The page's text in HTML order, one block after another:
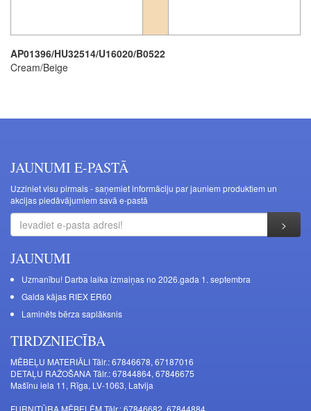
AP01396/HU32514/U16020/B0522
Cream/Beige
JAUNUMI E-PASTĀ
Uzziniet visu pirmais - saņemiet informāciju par jauniem produktiem un
akcijas piedāvājumiem savā e-pastā
JAUNUMI
Uzmanību! Darba laika izmaiņas no 2026.gada 1. septembra
Galda kājas RIEX ER60
Laminēts bērza saplāksnis
TIRDZNIECĪBA
MĒBEĻU MATERIĀLI Tālr.: 67846678, 67187016
DETAĻU RAŽOŠANA Tālr.: 67844864, 67846675
Mašīnu iela 11, Rīga, LV-1063, Latvija
FURNITŪRA MĒBELĒM Tālr.: 67846682, 67844884